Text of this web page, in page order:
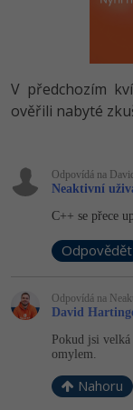
Spring
Django
Best
Python
UML
MS-
SQLite
C#
Tester
3D
PHP -
Swift -
-80%
VB.NET
SQL
Návrh
V předchozím
ověřili nabyté
Odpovídá na
Neaktivní
C++ se přece
Odpovědět
Odpovídá na
David
Pokud jsi
omylem.
Nahoru